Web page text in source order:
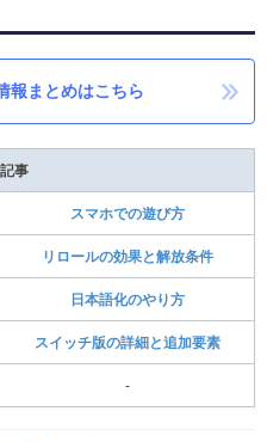
報まとめはこちら
事
スマホでの遊び方
リロールの効果と解放条件
日本語化のやり方
スイッチ版の詳細と追加要素
-